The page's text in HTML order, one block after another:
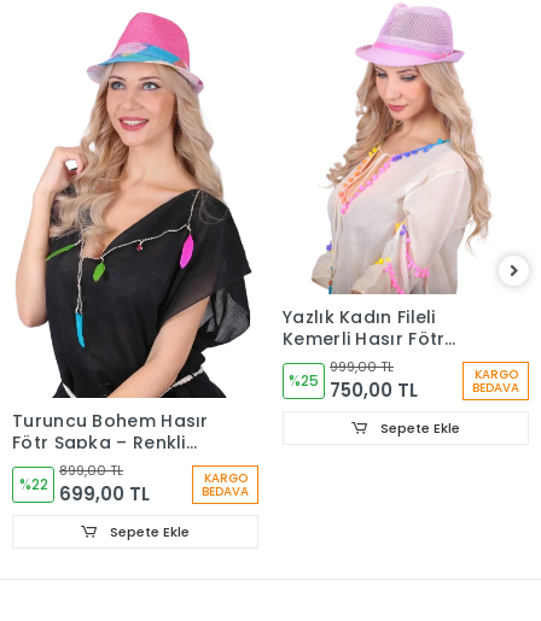
Turuncu Bohem Hasır
Fötr Şapka – Renkli
Etnik Şeritli Yazlık
Kadın Şapkası 6261
%22
899,00 TL
699,00 TL
KARGO
BEDAVA
Sepete Ekle
Yazlık Kadın Fileli
Kemerli Hasır Fötr
Şapka 6223
%25
999,00 TL
750,00 TL
KARGO
BEDAVA
Sepete Ekle